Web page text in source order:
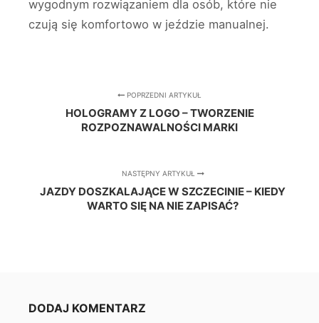
wygodnym rozwiązaniem dla osób, które nie
czują się komfortowo w jeździe manualnej.
POPRZEDNI ARTYKUŁ
HOLOGRAMY Z LOGO – TWORZENIE
ROZPOZNAWALNOŚCI MARKI
NASTĘPNY ARTYKUŁ
JAZDY DOSZKALAJĄCE W SZCZECINIE – KIEDY
WARTO SIĘ NA NIE ZAPISAĆ?
DODAJ KOMENTARZ